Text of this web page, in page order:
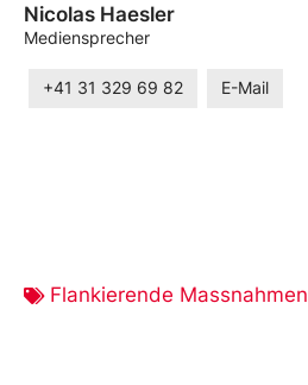
Nicolas Haesler
Mediensprecher
+41 31 329 69 82 E-Mail
Flankierende Massnahmen